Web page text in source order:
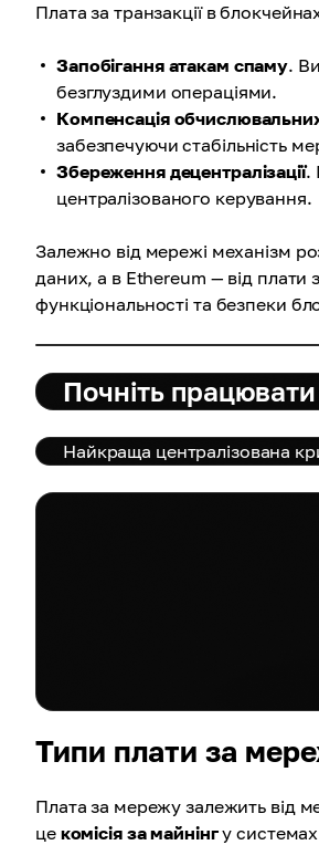
Плата за транзакції в
Запобігання атакам спаму.
безглуздими операціями.
Компенсація
забезпечуючи стабільність
Збереження децентралізації.
централізованого керування.
Залежно від мережі механізм
даних, а в Ethereum — від плати
функціональності та безпеки
Почніть
Найкраща централізована
Типи плати за
Плата за мережу залежить від
це комісія за майнінгу